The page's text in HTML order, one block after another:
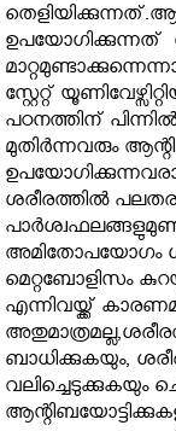
ഉപയോഗിക്കുന്നത്
സ്റ്റേറ്റ്
പഠനത്തിന്
മുതിര്‍ന്നവരും
ശരീരത്തില്‍
അമിതോപയോഗം
മെറ്റബോളിസം
എന്നിവയ്ക്ക്
ബാധിക്കുകയും,
വലിച്ചെടുക്കുകയും